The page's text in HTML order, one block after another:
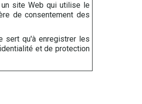
site Web qui utilise le
de consentement des
sert qu'à enregistrer les
et de protection